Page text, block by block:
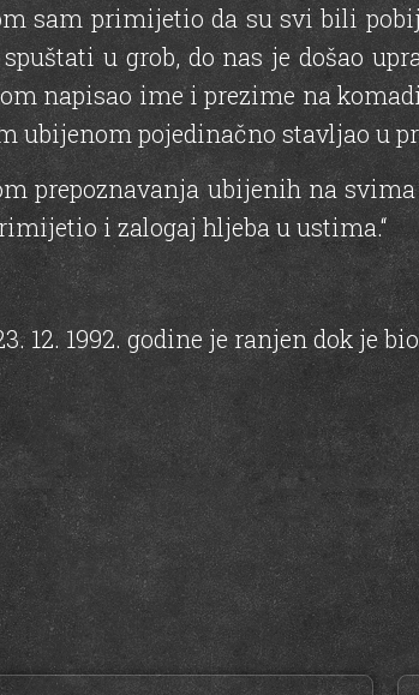
sam primijetio da su svi bili
u grob, do nas je došao
napisao ime i prezime na
ubijenom pojedinačno stavljao u
prepoznavanja ubijenih na
i zalogaj hljeba u ustima.“
12. 1992. godine je ranjen dok je